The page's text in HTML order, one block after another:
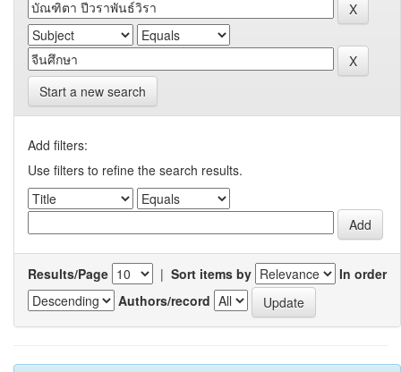
Start a new search
Add filters:
Use filters to refine the search results.
Results/Page | Sort items by
In order
Authors/record